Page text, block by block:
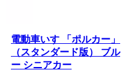
電動車いす 「ポルカー」
（スタンダード版） ブル
ー シニアカー